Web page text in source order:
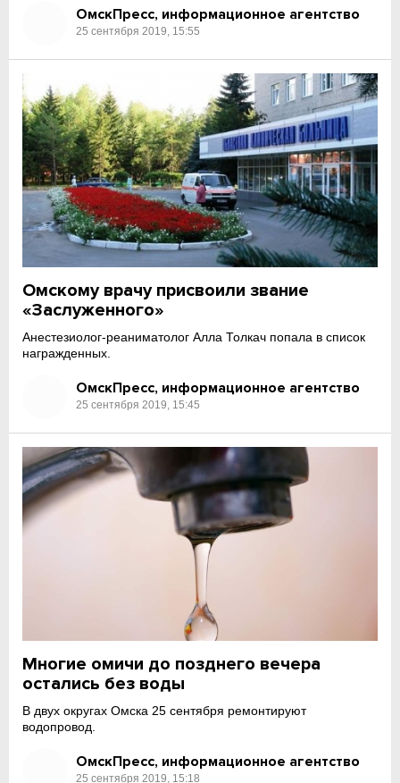
ОмскПресс, информационное агентство
25 сентября 2019, 15:55
Омскому врачу присвоили звание
«Заслуженного»
Анестезиолог-реаниматолог Алла Толкач попала в список
награжденных.
ОмскПресс, информационное агентство
25 сентября 2019, 15:45
Многие омичи до позднего вечера
остались без воды
В двух округах Омска 25 сентября ремонтируют
водопровод.
ОмскПресс, информационное агентство
25 сентября 2019, 15:18